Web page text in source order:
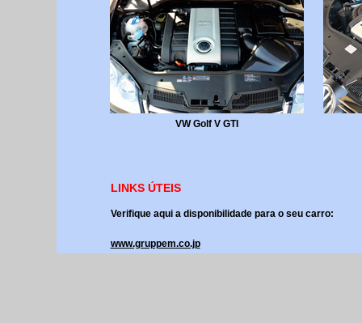
VW Golf V GTI
LINKS ÚTEIS
Verifique aqui a disponibilidade para o seu carro:
www.gruppem.co.jp